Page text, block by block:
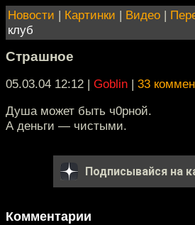
Новости | Картинки | Видео |
клуб
Страшное
05.03.04 12:12 | Goblin | 33
Душа может быть ч0рной.
А деньги — чистыми.
Подписывайся на
Комментарии